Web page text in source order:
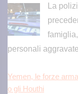
La
personali
Yemen, le forze
o gli Houthi